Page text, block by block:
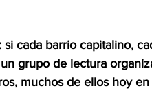
cada barrio capitalino,
grupo de lectura
muchos de ellos hoy